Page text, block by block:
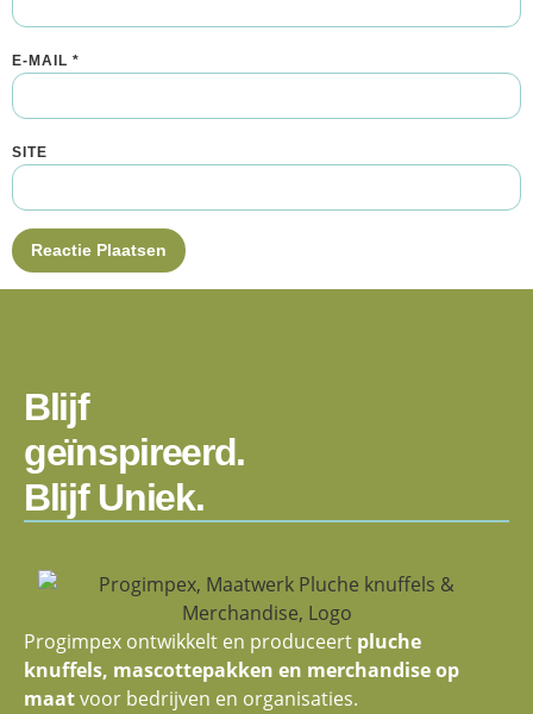
E-MAIL *
SITE
Blijf
geïnspireerd.
Blijf Uniek.
Progimpex ontwikkelt en produceert pluche
knuffels, mascottepakken en merchandise op
maatvoor bedrijven en organisaties.